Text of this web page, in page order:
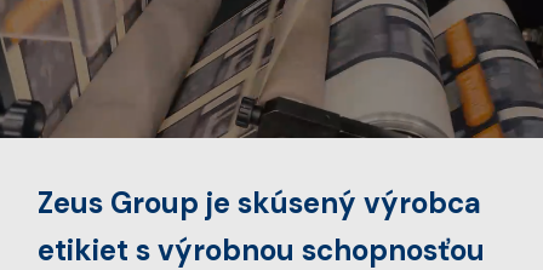
Zeus Group je skúsený výrobca
etikiet s výrobnou schopnosťou